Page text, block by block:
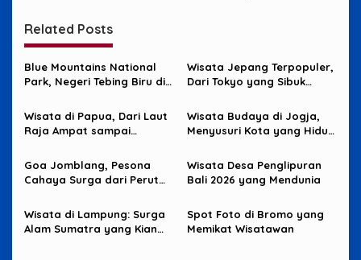
Related Posts
Blue Mountains National
Park, Negeri Tebing Biru di
Wisata Jepang Terpopuler,
Dari Tokyo yang Sibuk
Santai
Wisata di Papua, Dari Laut
Raja Ampat sampai
Wisata Budaya di Jogja,
Menyusuri Kota yang Hidup
Goa Jomblang, Pesona
Cahaya Surga dari Perut
Wisata Desa Penglipuran
Bali 2026 yang Mendunia
Wisata di Lampung: Surga
Alam Sumatra yang Kian
Spot Foto di Bromo yang
Memikat Wisatawan